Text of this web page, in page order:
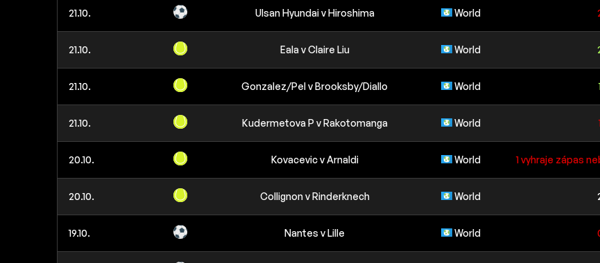
21.10. Ulsan Hyundai v Hiroshima World
21.10. Eala v Claire Liu World
21.10. Gonzalez/Pel v Brooksby/Diallo World
21.10. Kudermetova P v Rakotomanga World
20.10. Kovacevic v Arnaldi World 1 vyhraje zápas
20.10. Collignon v Rinderknech World
19.10. Nantes v Lille World